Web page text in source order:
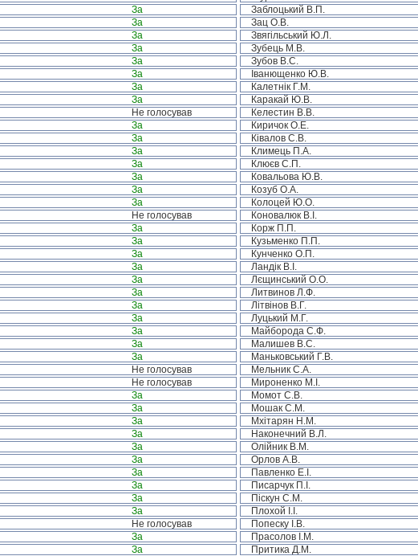
За Заблоцький В.П.
За Зац О.В.
За Звягільський Ю.Л.
За Зубець М.В.
За Зубов В.С.
За Іванющенко Ю.В.
За Калетнік Г.М.
За Каракай Ю.В.
Не голосував Келестин В.В.
За Киричок О.Е.
За Ківалов С.В.
За Климець П.А.
За Клюєв С.П.
За Ковальова Ю.В.
За Козуб О.А.
За Колоцей Ю.О.
Не голосував Коновалюк В.І.
За Корж П.П.
За Кузьменко П.П.
За Кунченко О.П.
За Ландік В.І.
За Лєщинський О.О.
За Литвинов Л.Ф.
За Літвінов В.Г.
За Луцький М.Г.
За Майборода С.Ф.
За Малишев В.С.
За Маньковський Г.В.
Не голосував Мельник С.А.
Не голосував Мироненко М.І.
За Момот С.В.
За Мошак С.М.
За Мхітарян Н.М.
За Наконечний В.Л.
За Олійник В.М.
За Орлов А.В.
За Павленко Е.І.
За Писарчук П.І.
За Піскун С.М.
За Плохой І.І.
Не голосував Попеску І.В.
За Прасолов І.М.
За Притика Д.М.